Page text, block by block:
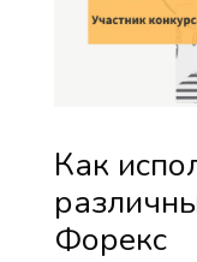
Как
Форекс